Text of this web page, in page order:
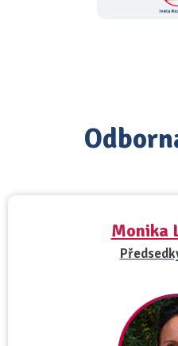
Monika